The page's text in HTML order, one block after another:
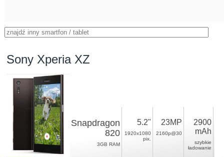
Sony Xperia XZ
Snapdragon
820
3GB RAM
5.2"
1920x1080
pix.
23MP
2160p@30
2900
mAh
szybkie
ładowanie